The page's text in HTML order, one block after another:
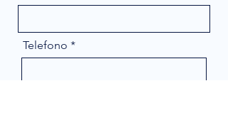
Telefono